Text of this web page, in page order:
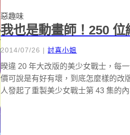
惡趣味
我也是動畫師！250
2014/07/26 |討喜小姐
暌違 20 年大改版的美少女戰士，每
價可說是有好有壞，到底怎麼樣的改
人發起了重製美少女戰士第 43 集的